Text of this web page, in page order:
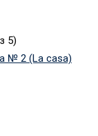
5)
№ 2 (La casa)